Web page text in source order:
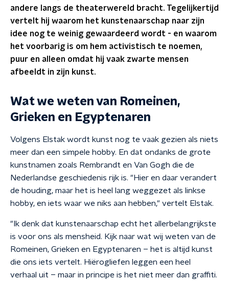
andere langs de theaterwereld bracht. Tegelijkertijd
vertelt hij waarom het kunstenaarschap naar zijn
idee nog te weinig gewaardeerd wordt - en waarom
het voorbarig is om hem activistisch te noemen,
puur en alleen omdat hij vaak zwarte mensen
afbeeldt in zijn kunst.
Wat we weten van Romeinen,
Grieken en Egyptenaren
Volgens Elstak wordt kunst nog te vaak gezien als niets
meer dan een simpele hobby. En dat ondanks de grote
kunstnamen zoals Rembrandt en Van Gogh die de
Nederlandse geschiedenis rijk is. "Hier en daar verandert
de houding, maar het is heel lang weggezet als linkse
hobby, en iets waar we niks aan hebben," vertelt Elstak.
"Ik denk dat kunstenaarschap echt het allerbelangrijkste
is voor ons als mensheid. Kijk naar wat wij weten van de
Romeinen, Grieken en Egyptenaren – het is altijd kunst
die ons iets vertelt. Hiërogliefen leggen een heel
verhaal uit – maar in principe is het niet meer dan graffiti.